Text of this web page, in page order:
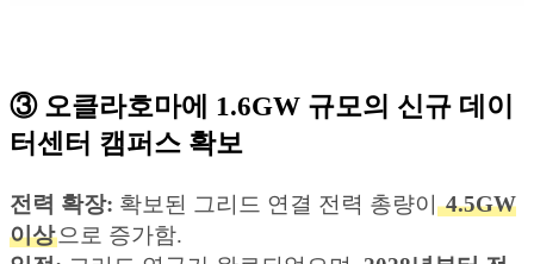
③ 오클라호마에 1.6GW 규모의 신규 데이
터센터 캠퍼스 확보
전력 확장: 확보된 그리드 연결 전력 총량이 4.5GW
이상으로 증가함.